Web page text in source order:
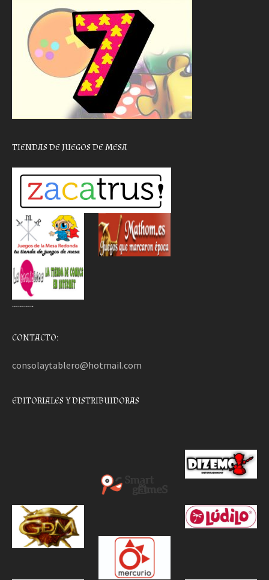
TIENDAS DE JUEGOS DE MESA
………..
CONTACTO:
consolaytablero@hotmail.com
EDITORIALES Y DISTRIBUIDORAS